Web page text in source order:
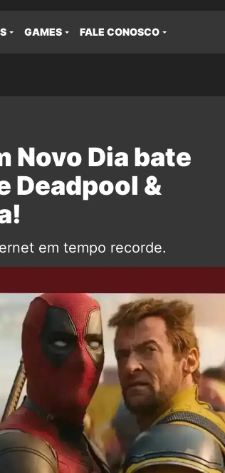
GAMES FALE CONOSCO
Novo Dia bate
Deadpool &
em tempo recorde.